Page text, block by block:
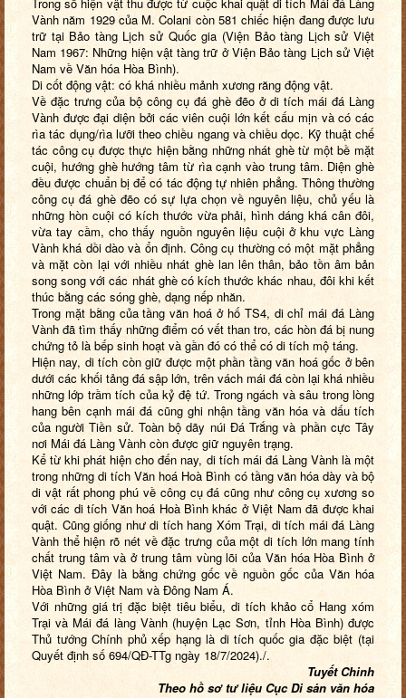
Trong số hiện vật thu được từ cuộc khai quật di tích Mái đá Làng
Vành năm 1929 của M. Colani còn 581 chiếc hiện đang được lưu
trữ tại Bảo tàng Lịch sử Quốc gia (Viện Bảo tàng Lịch sử Việt
Nam 1967: Những hiện vật tàng trữ ở Viện Bảo tàng Lịch sử Việt
Nam về Văn hóa Hòa Bình).
Di cốt động vật: có khá nhiều mảnh xương răng động vật.
Về đặc trưng của bộ công cụ đá ghè đẽo ở di tích mái đá Làng
Vành được đại diện bởi các viên cuội lớn kết cấu mịn và có các
rìa tác dụng/rìa lưỡi theo chiều ngang và chiều dọc. Kỹ thuật chế
tác công cụ được thực hiện bằng những nhát ghè từ một bề mặt
cuội, hướng ghè hướng tâm từ rìa cạnh vào trung tâm. Diện ghè
đều được chuẩn bị để có tác động tự nhiên phẳng. Thông thường
công cụ đá ghè đẽo có sự lựa chọn về nguyên liệu, chủ yếu là
những hòn cuội có kích thước vừa phải, hình dáng khá cân đôi,
vừa tay cầm, cho thấy nguồn nguyên liệu cuội ở khu vực Làng
Vành khá dồi dào và ổn định. Công cụ thường có một mặt phẳng
và mặt còn lại với nhiều nhát ghè lan lên thân, bảo tồn âm bản
song song với các nhát ghè có kích thước khác nhau, đôi khi kết
thúc bằng các sóng ghè, dạng nếp nhăn.
Trong mặt bằng của tầng văn hoá ở hố TS4, di chỉ mái đá Làng
Vành đã tìm thấy những điểm có vết than tro, các hòn đá bị nung
chứng tỏ là bếp sinh hoạt và gần đó có thể có di tích mộ táng.
Hiện nay, di tích còn giữ được một phần tầng văn hoá gốc ở bên
dưới các khối tảng đá sập lớn, trên vách mái đá còn lại khá nhiều
những lớp trầm tích của kỷ đệ tứ. Trong ngách và sâu trong lòng
hang bên cạnh mái đá cũng ghi nhận tầng văn hóa và dấu tích
của người Tiền sử. Toàn bộ dãy núi Đá Trắng và phần cực Tây
nơi Mái đá Làng Vành còn được giữ nguyên trạng.
Kể từ khi phát hiện cho đến nay, di tích mái đá Làng Vành là một
trong những di tích Văn hoá Hoà Bình có tầng văn hóa dày và bộ
di vật rất phong phú về công cụ đá cũng như công cụ xương so
với các di tích Văn hoá Hoà Bình khác ở Việt Nam đã được khai
quật. Cũng giống như di tích hang Xóm Trại, di tích mái đá Làng
Vành thể hiện rõ nét về đặc trưng của một di tích lớn mang tính
chất trung tâm và ở trung tâm vùng lõi của Văn hóa Hòa Bình ở
Việt Nam. Đây là bằng chứng gốc về nguồn gốc của Văn hóa
Hòa Bình ở Việt Nam và Đông Nam Á.
Với những giá trị đặc biệt tiêu biểu, di tích khảo cổ Hang xóm
Trại và Mái đá làng Vành (huyện Lạc Sơn, tỉnh Hòa Bình) được
Thủ tướng Chính phủ xếp hạng là di tích quốc gia đặc biệt (tại
Quyết định số 694/QĐ-TTg ngày 18/7/2024)./.
Tuyết Chinh
Theo hồ sơ tư liệu Cục Di sản văn hóa